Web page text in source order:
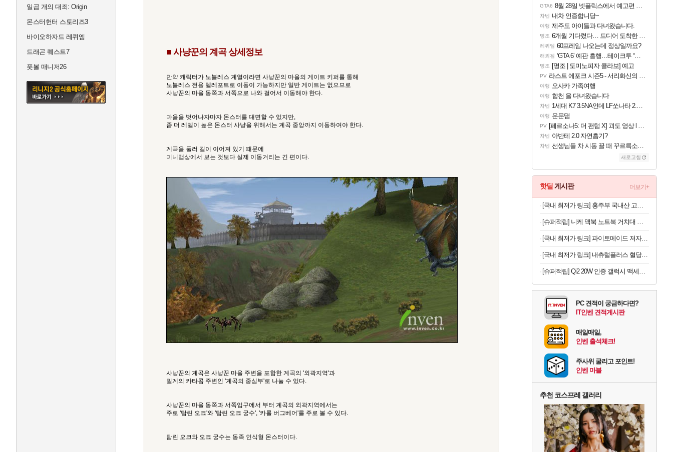
일곱 개의 대죄: Origin
몬스터헌터 스토리즈3
바이오하자드 레퀴엠
드래곤 퀘스트7
풋볼 매니저26
■ 사냥꾼의 계곡 상세정보
만약 캐릭터가 노블레스 계열이라면 사냥꾼의 마을의 게이트 키퍼를 통해
노블레스 전용 텔레포트로 이동이 가능하지만 일반 게이트는 없으므로
사냥꾼의 마을 동쪽과 서쪽으로 나와 걸어서 이동해야 한다.
마을을 벗어나자마자 몬스터를 대면할 수 있지만,
좀 더 레벨이 높은 몬스터 사냥을 위해서는 계곡 중앙까지 이동하여야 한다.
계곡을 둘러 길이 이어져 있기 때문에
미니맵상에서 보는 것보다 실제 이동거리는 긴 편이다.
사냥꾼의 계곡은 사냥꾼 마을 주변을 포함한 계곡의 '외곽지역'과
밀계의 카타콤 주변인 '계곡의 중심부'로 나눌 수 있다.
사냥꾼의 마을 동쪽과 서쪽입구에서 부터 계곡의 외곽지역에서는
주로 '탐린 오크'와 '탐린 오크 궁수', '카롤 버그베어'를 주로 볼 수 있다.
탐린 오크와 오크 궁수는 동족 인식형 몬스터이다.
GTA6 8월 28일 넷플릭스에서 예고편 공개 예정
차벤 내차 인증합니당~
여행 제주도 아이들과 다녀왔습니다.
명조 6개월 기다렸다… 드디어 도착한 치사 메신저백! 실물 후기
레퀴엠 60프레임 나오는데 정상일까요?
해외겜 ‘GTA 6’ 예판 흥행…테이크투 “내부 예상 크게 넘어”
명조 [명조 | 도미노피자 콜라보] 예고
PV 라스트 에포크 시즌5 - 서리화신의 분노 티저
여행 오사카 가족여행
여행 합천 을 다녀왔습니다
차벤 1세대 K7 3.5NA인데 LF쏘나타 2.0NA 기변하면 유류비 절약이 얼마나 될까요..?
여행 운문댐
PV [페르소나5: 더 팬텀 X] 괴도 영상 l 타카마키 안·댄싱 스타
차벤 아반테 2.0 자연흡기?
차벤 선생님들 차 시동 끌 때 꾸르륵소리나는데
새로고침
핫딜 게시판 더보기+
[국내 최저가 링크] 홍주부 국내산 고춧가루, 일반굵기, 보통매운맛, 1kg, 1개
[슈퍼적립] 니케 맥북 노트북 거치대 수직 스탠드 클램쉘 맥미니 꽂이 세로 알루미늄 1슬롯 The Vertical
[국내 최저가 링크] 파이토메이드 저자극 초극세 프리미엄 칫솔, 10개입, 3세트
[국내 최저가 링크] 내츄럴플러스 혈당건강 바나바, 90정, 2개
[슈퍼적립] Qi2 20W 인증 갤럭시 맥세이프 케이스 초슬림 카본 에어스킨아라미드 맥핏 갤럭시Z 폴드8 울트라, 아라미드, 블랙
PC 견적이 궁금하다면?
IT인벤 견적게시판
매일매일,
인벤 출석체크!
주사위 굴리고 포인트!
인벤 마블
추천 코스프레 갤러리